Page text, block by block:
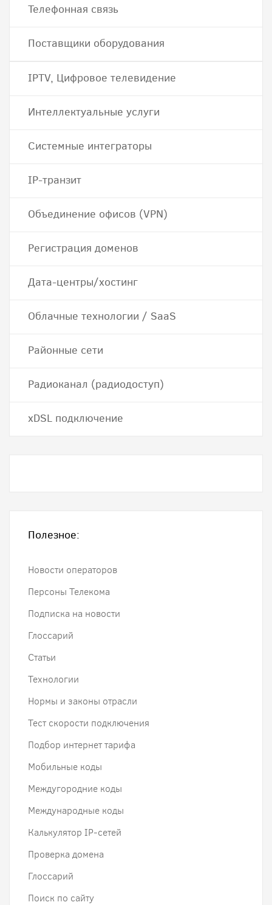
Телефонная связь
Поставщики оборудования
IPTV, Цифровое телевидение
Интеллектуальные услуги
Системные интеграторы
IP-транзит
Объединение офисов (VPN)
Регистрация доменов
Дата-центры/хостинг
Облачные технологии / SaaS
Районные сети
Радиоканал (радиодоступ)
хDSL подключение
Полезное:
Новости операторов
Персоны Телекома
Подписка на новости
Глоссарий
Статьи
Технологии
Нормы и законы отрасли
Тест скорости подключения
Подбор интернет тарифа
Мобильные коды
Междугородние коды
Международные коды
Калькулятор IP-сетей
Проверка домена
Глоссарий
Поиск по сайту